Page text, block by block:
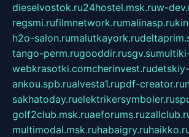
dieselvostok.ru24hostel.msk.ruw-
regsmi.rufilmnetwork.rumalinasp.ru
h2o-salon.rumalutkayork.ru
tango-perm.rugooddir.rusgv.su
webkrasotki.comcherinvest.ru
ankou.spb.rualvesta1.rupdf-creator.ru
sakhatoday.ruelektrikersymboler.ru
golf2club.msk.ruaeforums.ru
multimodal.msk.ruhabaigry.ru